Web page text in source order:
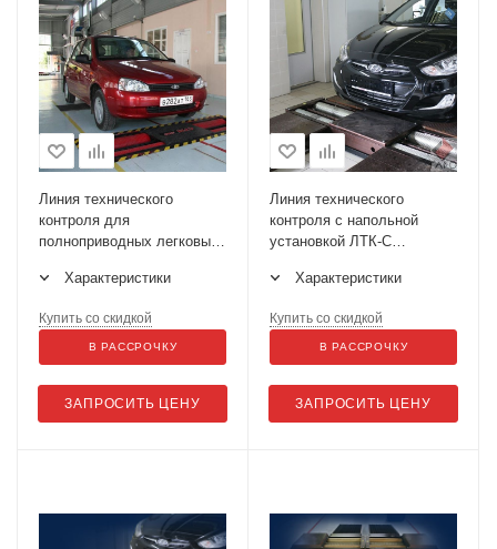
Линия технического
контроля для
полноприводных легковых
микроавтобусов ЛТК-С
Характеристики
ЗАПРОСИТЬ ЦЕНУ
Купить со скидкой
В РАССРОЧКУ
Линия технического
контроля с напольной
установкой ЛТК-С
Характеристики
ЗАПРОСИТЬ ЦЕНУ
Купить со скидкой
В РАССРОЧКУ